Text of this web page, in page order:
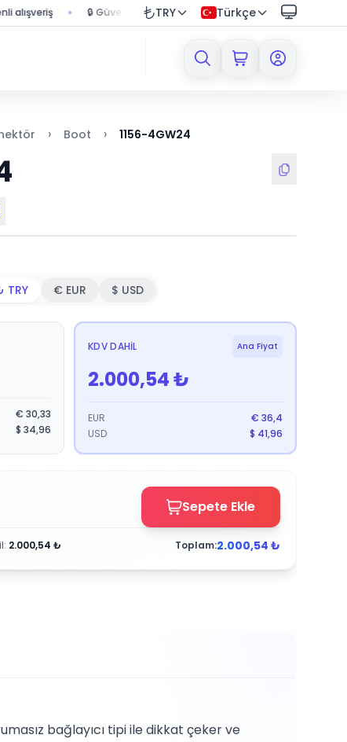
🔒 Güvenli ödeme sistemi ile korumalı alışveriş
TRY Türkçe
› Boot › 1156-4GW24
TRY € EUR $ USD
€ 30,33
$ 34,96
KDV DAHIL Ana Fiyat
2.000,54₺
EUR € 36,4
USD
$ 41,96
Sepete Ekle
: 2.000,54 ₺ Toplam:2.000,54 ₺
bağlayıcı tipi ile dikkat çeker ve